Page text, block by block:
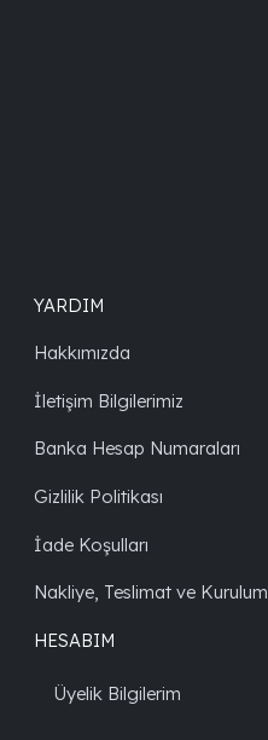
YARDIM
Hakkımızda
İletişim Bilgilerimiz
Banka Hesap Numaraları
Gizlilik Politikası
İade Koşulları
Nakliye, Teslimat ve Kurulum
HESABIM
Üyelik Bilgilerim